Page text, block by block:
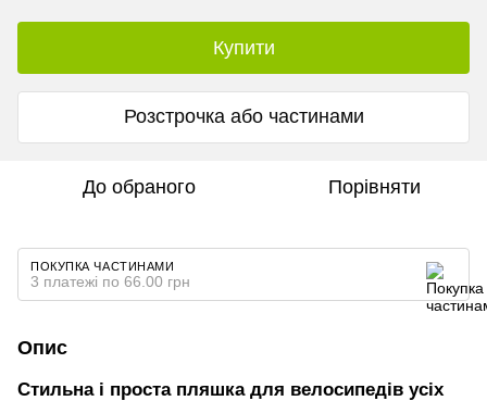
Купити
Розстрочка або частинами
До обраного Порівняти
ПОКУПКА ЧАСТИНАМИ
3 платежі по 66.00 грн
Опис
Стильна і проста пляшка для велосипедів усіх